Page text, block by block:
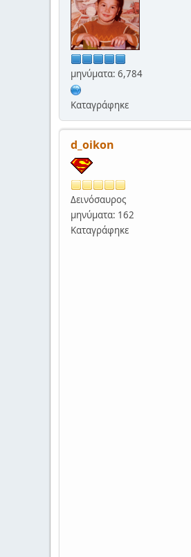
μηνύματα: 6,784
Καταγράφηκε
d_oikon
Δεινόσαυρος
μηνύματα: 162
Καταγράφηκε